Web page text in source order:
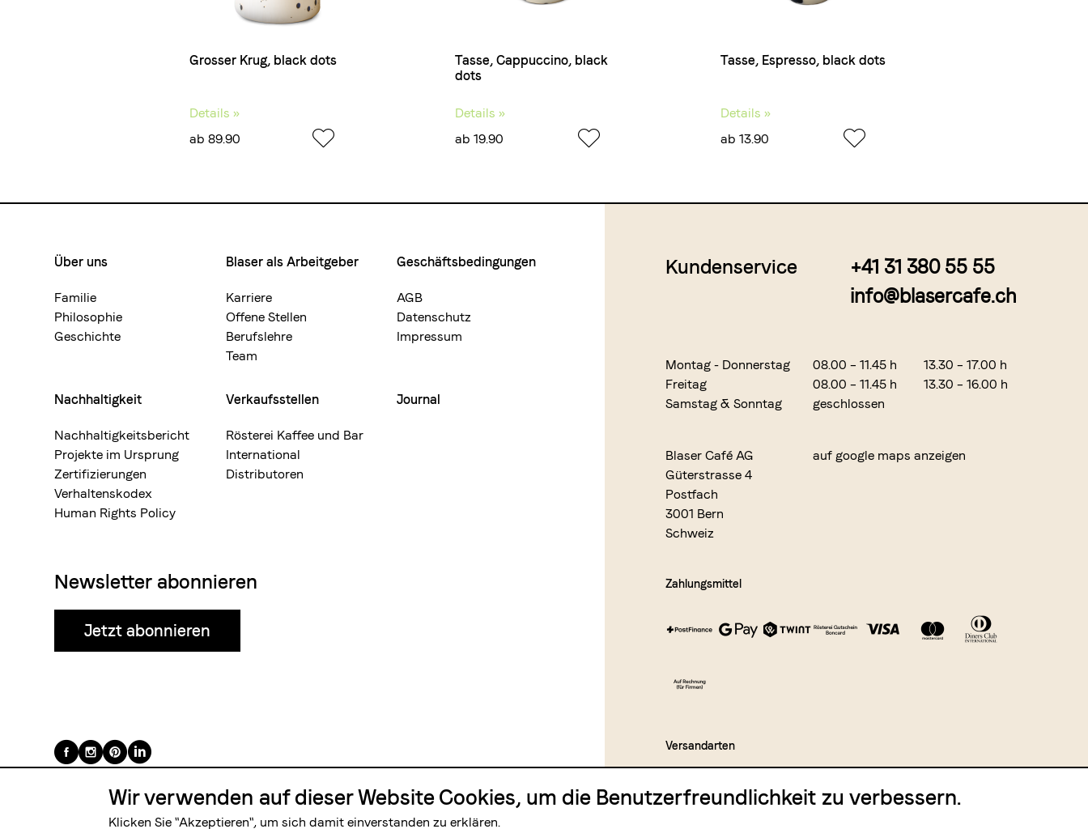
Grosser Krug, black dots
Details »
ab 89.90
Tasse, Cappuccino, black
dots
Details »
ab 19.90
Tasse, Espresso, black dots
Details »
ab 13.90
Footermenue-
neu
Über uns
Familie
Philosophie
Geschichte
Blaser als Arbeitgeber
Karriere
Offene Stellen
Berufslehre
Team
Geschäftsbedingungen
AGB
Datenschutz
Impressum
Nachhaltigkeit
Nachhaltigkeitsbericht
Projekte im Ursprung
Zertifizierungen
Verhaltenskodex
Human Rights Policy
Verkaufsstellen
Rösterei Kaffee und Bar
International
Distributoren
Journal
Kundenservice
+41 31 380 55 55
info@blasercafe.ch
Montag - Donnerstag 08.00 – 11.45 h
13.30 – 17.00 h
Freitag
08.00 – 11.45 h
13.30 – 16.00 h
Samstag & Sonntag
geschlossen
Blaser Café AG
Güterstrasse 4
Postfach
3001 Bern
Schweiz
auf google maps anzeigen
Newsletter abonnieren
Jetzt abonnieren
Folge
uns
Versandarten
Zahlungsmittel
Wir verwenden auf dieser Website Cookies, um die Benutzerfreundlichkeit zu verbessern.
Klicken Sie "Akzeptieren", um sich damit einverstanden zu erklären.